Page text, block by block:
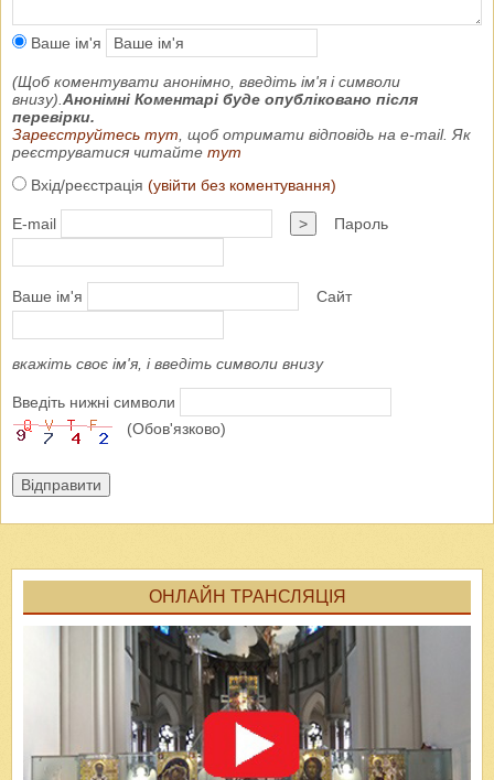
Ваше ім'я
(Щоб коментувати анонімно, введіть ім'я і символи
внизу). Анонімні Коментарі буде опубліковано після
перевірки.
Зареєструйтесь тут , щоб отримати відповідь на e-mail. Як
реєструватися читайте тут
Вхід/реєстрація (увійти без коментування)
E-mail > Пароль
Ваше ім'я Сайт
вкажіть своє ім'я, і введіть символи внизу
Введіть нижні символи
(Обов'язково)
Відправити
ОНЛАЙН ТРАНСЛЯЦІЯ